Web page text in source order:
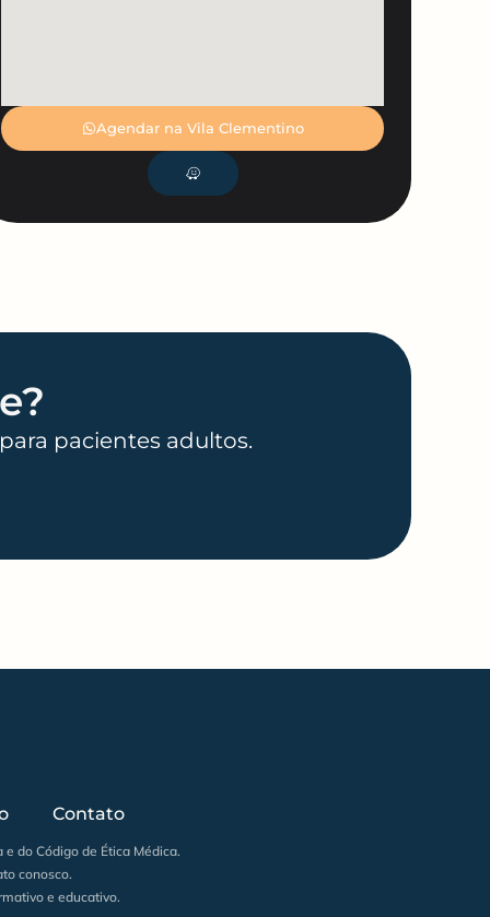
Agendar na Vila Clementino
pacientes adultos.
Contato
do Código de Ética Médica.
conosco.
e educativo.